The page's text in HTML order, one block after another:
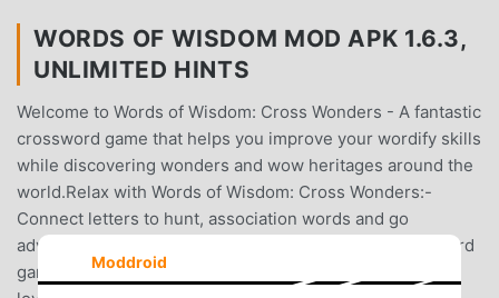
WORDS OF WISDOM MOD APK 1.6.3,
UNLIMITED HINTS
Welcome to Words of Wisdom: Cross Wonders - A fantastic
crossword game that helps you improve your wordify skills
while discovering wonders and wow heritages around the
world.Relax with Words of Wisdom: Cross Wonders:-
Connect letters to hunt, association words and go
adventure on expand vocabulary!- All guru of classic word
games like scrabble, crossword or hidden words would
Moddroid